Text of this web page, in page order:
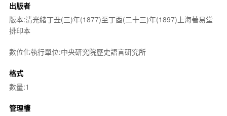
出版者
版本:清光緒丁丑(三)年(1877)至丁酉(二十三)年(1897)上海著易堂
排印本
數位化執行單位:中央研究院歷史語言研究所
格式
數量:1
管理權